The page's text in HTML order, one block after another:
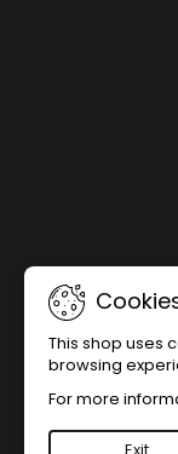
This shop uses
browsing
For more